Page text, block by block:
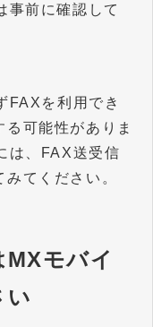
事前に確認して
FAXを利用でき
可能性がありま
は、FAX送受信
てください。
モバイ
い